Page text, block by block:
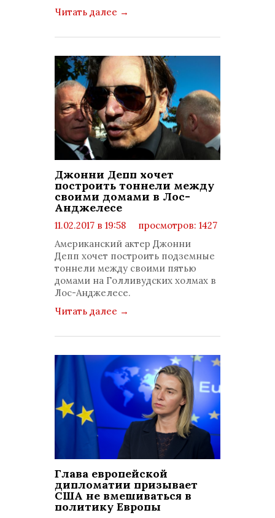
Читать далее →
Джонни Депп хочет
построить тоннели между
своими домами в Лос-
Анджелесе
11.02.2017 в 19:58
просмотров: 1427
комментариев: 0
Американский актер Джонни
Депп хочет построить подземные
тоннели между своими пятью
домами на Голливудских холмах в
Лос-Анджелесе.
Читать далее →
Глава европейской
дипломатии призывает
США не вмешиваться в
политику Европы